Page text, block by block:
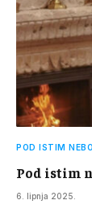
POD ISTIM
Pod istim
6. lipnja 2025.